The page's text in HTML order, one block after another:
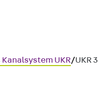
UKR/UKR 3